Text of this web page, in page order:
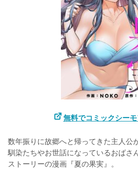
無料でコミックシー
数年振りに故郷へと帰ってきた主人公
馴染たちやお世話になっているおばさ
ストーリーの漫画『夏の果実』。